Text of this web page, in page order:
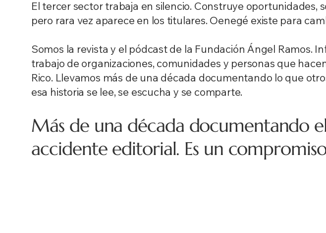
El tercer sector trabaja en silencio. Construye oportunidades,
pero rara vez aparece en los titulares.Oenegé existe para
Somos la revista y el pódcast de la Fundación Ángel Ramos.
trabajo de organizaciones, comunidades y personas que
Rico. Llevamos más de una década documentando lo que
esa historia se lee, se escucha y se comparte.
Más de una década documentando
accidente editorial. Es un